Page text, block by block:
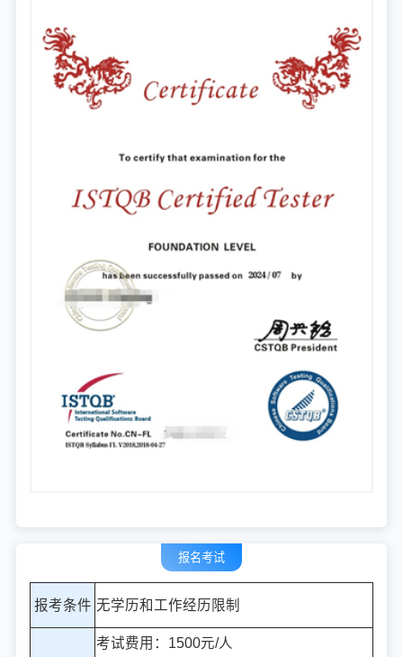
报名考试
报考条件 无学历和工作经历限制
考试费用：1500元/人